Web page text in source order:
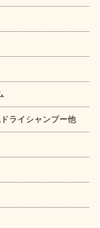
ライシャンプー他